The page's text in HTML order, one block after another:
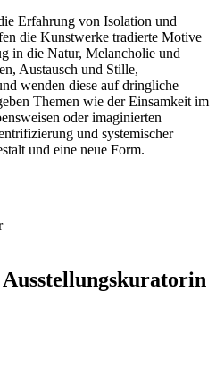
Erfahrung von Isolation und
die Kunstwerke tradierte Motive
in die Natur, Melancholie und
Austausch und Stille,
wenden diese auf dringliche
Themen wie der Einsamkeit im
oder imaginierten
und systemischer
und eine neue Form.